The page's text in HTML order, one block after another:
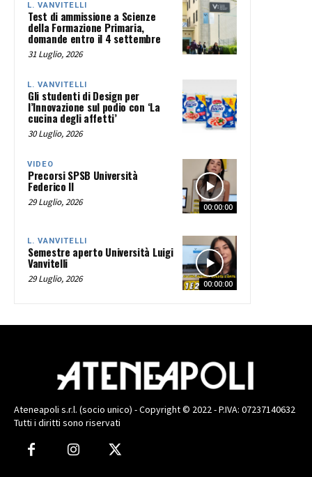
L. VANVITELLI
Test di ammissione a Scienze
della Formazione Primaria,
domande entro il 4 settembre
31 Luglio, 2026
L. VANVITELLI
Gli studenti di Design per
l’Innovazione sul podio con ‘La
cucina degli affetti’
30 Luglio, 2026
00:00:00
VIDEO
Precorsi SPSB Università
Federico II
29 Luglio, 2026
00:00:00
L. VANVITELLI
Semestre aperto Università Luigi
Vanvitelli
29 Luglio, 2026
Ateneapoli s.r.l. (socio unico) - Copyright © 2022 - P.IVA: 07237140632
Tutti i diritti sono riservati